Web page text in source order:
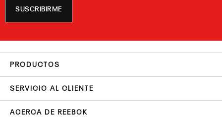
SUSCRIBIRME
PRODUCTOS
SERVICIO AL CLIENTE
ACERCA DE REEBOK